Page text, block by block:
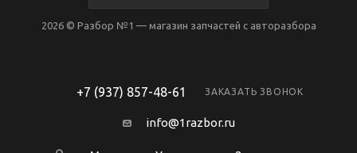
2026 © Разбор №1 — магазин запчастей с авторазбора
+7 (937) 857-48-61 ЗАКАЗАТЬ ЗВОНОК
info@1razbor.ru